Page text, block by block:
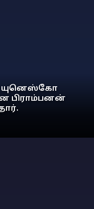
யுனெஸ்கோ
பிராம்பனன்